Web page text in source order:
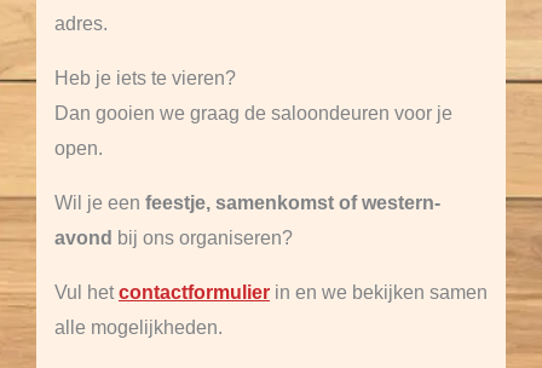
adres.
Heb je iets te vieren?
Dan gooien we graag de saloondeuren voor je
open.
Wil je een feestje, samenkomst of western-
avond bij ons organiseren?
Vul hetcontactformulier in en we bekijken samen
alle mogelijkheden.